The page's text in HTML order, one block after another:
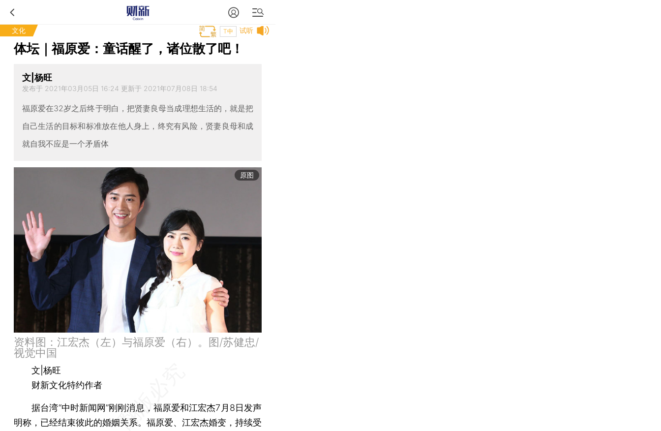
文化 试听
T中
体坛｜福原爱：童话醒了，诸位散了吧！
文|杨旺
发布于 2021年03月05日 16:24 更新于 2021年07月08日 18:54
福原爱在32岁之后终于明白，把贤妻良母当成理想生活的，就是把
自己生活的目标和标准放在他人身上，终究有风险，贤妻良母和成
就自我不应是一个矛盾体
原图
资料图：江宏杰（左）与福原爱（右）。图/苏健忠/
视觉中国
文|杨旺
财新文化特约作者
据台湾“中时新闻网”刚刚消息，福原爱和江宏杰7月8日发声
明称，已经结束彼此的婚姻关系。福原爱、江宏杰婚变，持续受